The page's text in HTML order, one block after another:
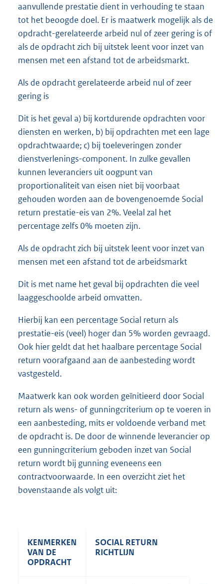
aanvullende prestatie dient in verhouding te staan
tot het beoogde doel. Er is maatwerk mogelijk als de
opdracht-gerelateerde arbeid nul of zeer gering is of
als de opdracht zich bij uitstek leent voor inzet van
mensen met een afstand tot de arbeidsmarkt.
Als de opdracht gerelateerde arbeid nul of zeer
gering is
Dit is het geval a) bij kortdurende opdrachten voor
diensten en werken, b) bij opdrachten met een lage
opdrachtwaarde; c) bij toeleveringen zonder
dienstverlenings-component. In zulke gevallen
kunnen leveranciers uit oogpunt van
proportionaliteit van eisen niet bij voorbaat
gehouden worden aan de bovengenoemde Social
return prestatie-eis van 2%. Veelal zal het
percentage zelfs 0% moeten zijn.
Als de opdracht zich bij uitstek leent voor inzet van
mensen met een afstand tot de arbeidsmarkt
Dit is met name het geval bij opdrachten die veel
laaggeschoolde arbeid omvatten.
Hierbij kan een percentage Social return als
prestatie-eis (veel) hoger dan 5% worden gevraagd.
Ook hier geldt dat het haalbare percentage Social
return voorafgaand aan de aanbesteding wordt
vastgesteld.
Maatwerk kan ook worden geïnitieerd door Social
return als wens- of gunningcriterium op te voeren in
een aanbesteding, mits er voldoende verband met
de opdracht is. De door de winnende leverancier op
een gunningcriterium geboden inzet van Social
return wordt bij gunning eveneens een
contractvoorwaarde. In een overzicht ziet het
bovenstaande als volgt uit:
KENMERKEN
VAN DE
OPDRACHT
SOCIAL RETURN
RICHTLIJN